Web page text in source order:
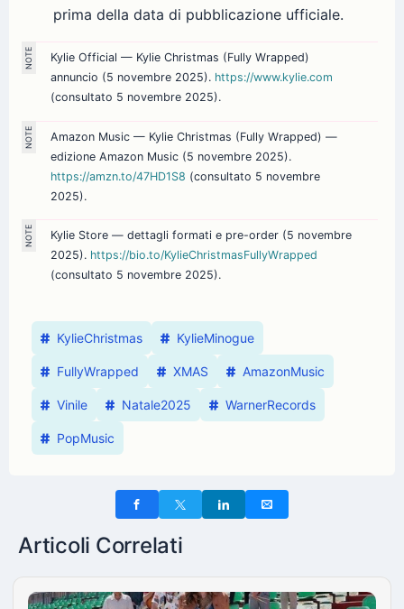
prima della data di pubblicazione ufficiale.
Kylie Official — Kylie Christmas (Fully Wrapped)
annuncio (5 novembre 2025). https://www.kylie.com
(consultato 5 novembre 2025).
Amazon Music — Kylie Christmas (Fully Wrapped) —
edizione Amazon Music (5 novembre 2025).
https://amzn.to/47HD1S8 (consultato 5 novembre
2025).
Kylie Store — dettagli formati e pre-order (5 novembre
2025). https://bio.to/KylieChristmasFullyWrapped
(consultato 5 novembre 2025).
KylieChristmas KylieMinogue
FullyWrapped XMAS AmazonMusic
Vinile Natale2025 WarnerRecords
PopMusic
Articoli Correlati